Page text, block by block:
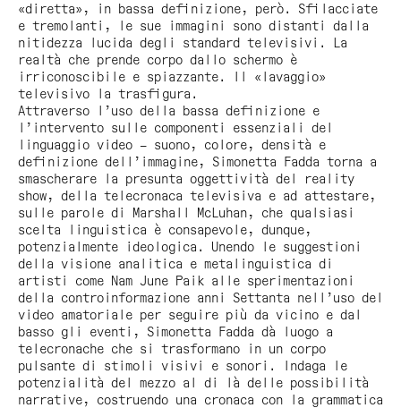
«diretta», in bassa definizione, però. Sfilacciate
e tremolanti, le sue immagini sono distanti dalla
nitidezza lucida degli standard televisivi. La
realtà che prende corpo dallo schermo è
irriconoscibile e spiazzante. Il «lavaggio»
televisivo la trasfigura.
Attraverso l’uso della bassa definizione e
l’intervento sulle componenti essenziali del
linguaggio video – suono, colore, densità e
definizione dell’immagine, Simonetta Fadda torna a
smascherare la presunta oggettività del reality
show, della telecronaca televisiva e ad attestare,
sulle parole di Marshall McLuhan, che qualsiasi
scelta linguistica è consapevole, dunque,
potenzialmente ideologica. Unendo le suggestioni
della visione analitica e metalinguistica di
artisti come Nam June Paik alle sperimentazioni
della controinformazione anni Settanta nell’uso del
video amatoriale per seguire più da vicino e dal
basso gli eventi, Simonetta Fadda dà luogo a
telecronache che si trasformano in un corpo
pulsante di stimoli visivi e sonori. Indaga le
potenzialità del mezzo al di là delle possibilità
narrative, costruendo una cronaca con la grammatica